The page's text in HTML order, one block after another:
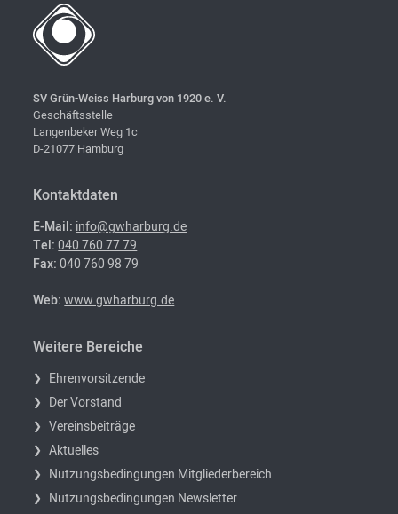
SV Grün-Weiss Harburg von 1920 e. V.
Geschäftsstelle
Langenbeker Weg 1c
D-21077 Hamburg
Kontaktdaten
E-Mail: info@gwharburg.de
Tel: 040 760 77 79
Fax:040 760 98 79
Web: www.gwharburg.de
Weitere Bereiche
Ehrenvorsitzende
Der Vorstand
Vereinsbeiträge
Aktuelles
Nutzungsbedingungen Mitgliederbereich
Nutzungsbedingungen Newsletter